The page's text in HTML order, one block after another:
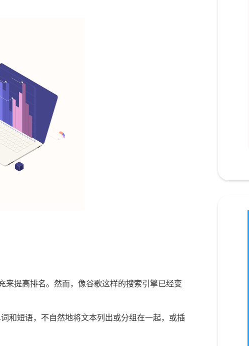
提高排名。然而，像谷歌这样的搜索引擎已经变
和短语，不自然地将文本列出或分组在一起，或插